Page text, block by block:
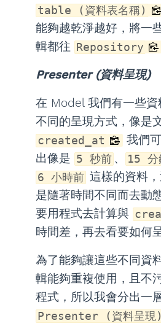
table (資料表名稱)
能夠越乾淨越好，將一
輯都往
Repository
Presenter (資料呈現)
在 Model 我們有一些
不同的呈現方式，像是
created_at
我們
出像是 5 秒前 、 15 分
6 小時前 這樣的資料
是隨著時間不同而去動
要用程式去計算與
時間差，再去看要如何
為了能夠讓這些不同資
輯能夠重複使用，且不
程式，所以我會分出一
Presenter (資料呈現